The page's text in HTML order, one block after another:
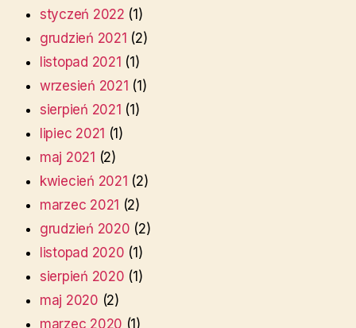
styczeń 2022 (1)
grudzień 2021 (2)
listopad 2021 (1)
wrzesień 2021 (1)
sierpień 2021 (1)
lipiec 2021 (1)
maj 2021 (2)
kwiecień 2021 (2)
marzec 2021 (2)
grudzień 2020 (2)
listopad 2020 (1)
sierpień 2020 (1)
maj 2020 (2)
marzec 2020 (1)